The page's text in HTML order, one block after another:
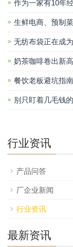
作为一家有10年
生鲜电商、预制
无纺布袋正在成为
奶茶咖啡卷出新
餐饮老板避坑指
别只盯着几毛钱
行业资讯
产品问答
厂企业新闻
行业资讯
最新资讯